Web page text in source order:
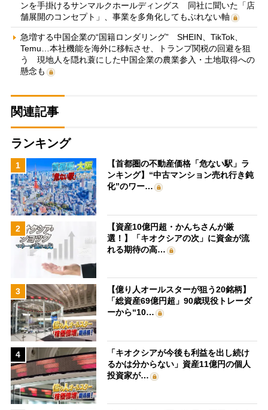
ンを手掛けるサンマルクホールディングス 同社に聞いた「店
舗展開のコンセプト」、事業を多角化してもぶれない軸
急増する中国企業の“国籍ロンダリング” SHEIN、TikTok、
Temu…本社機能を海外に移転させ、トランプ関税の回避を狙
う 現地人を隠れ蓑にした中国企業の農業参入・土地取得への
懸念も
関連記事
ランキング
1
【首都圏の不動産価格「危ない駅」ラ
ンキング】“中古マンション売れ行き鈍
化”のワー…
2
【資産10億円超・かんちさんが厳
選！】「キオクシアの次」に資金が流
れる期待の高…
3
【億り人オールスターが狙う20銘柄】
「総資産69億円超」90歳現役トレーダ
ーから“10…
4
「キオクシアが今後も利益を出し続け
るかは分からない」資産11億円の個人
投資家が…